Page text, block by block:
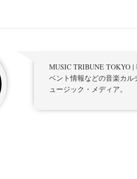
MUSIC TRIBUNE TOKYO
ベント情報などの音楽カル
ュージック・メディア。